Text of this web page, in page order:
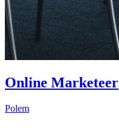
Online Marketeer
Polem